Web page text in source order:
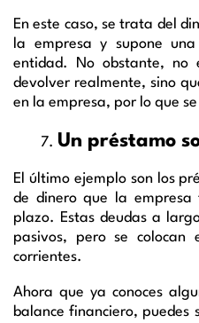
En este caso, se trata del
la empresa y supone
entidad. No obstante,
devolver realmente, sino
en la empresa, por lo que
Un préstamo
El último ejemplo son los
de dinero que la
plazo. Estas deudas a
pasivos, pero se
corrientes.
Ahora que ya conoces
balance financiero, puedes